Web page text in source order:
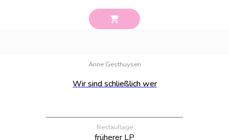
Anne Gesthuysen
Wir sind schließlich wer
Restauflage
früherer LP